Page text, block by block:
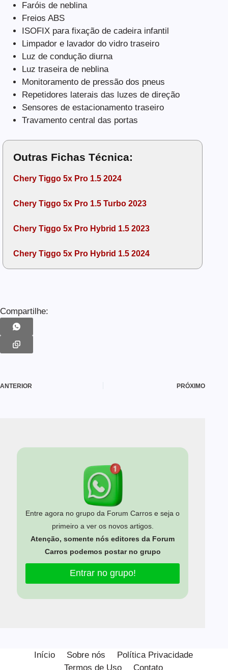
Faróis de neblina
Freios ABS
ISOFIX para fixação de cadeira infantil
Limpador e lavador do vidro traseiro
Luz de condução diurna
Luz traseira de neblina
Monitoramento de pressão dos pneus
Repetidores laterais das luzes de direção
Sensores de estacionamento traseiro
Travamento central das portas
Outras Fichas Técnica:
Chery Tiggo 5x Pro 1.5 2024
Chery Tiggo 5x Pro 1.5 Turbo 2023
Chery Tiggo 5x Pro Hybrid 1.5 2023
Chery Tiggo 5x Pro Hybrid 1.5 2024
Compartilhe:
ANTERIOR PRÓXIMO
Entre agora no grupo da Forum Carros e seja o
primeiro a ver os novos artigos.
Atenção, somente nós editores da Forum
Carros podemos postar no grupo
Entrar no grupo!
Início Sobre nós
Política Privacidade
Termos de Uso
Contato